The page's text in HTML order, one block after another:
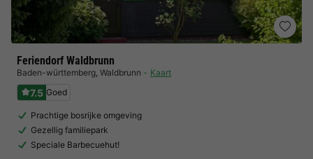
Feriendorf Waldbrunn
Baden-württemberg, Waldbrunn Kaart
7.5 Goed
Prachtige bosrijke omgeving
Gezellig familiepark
Speciale Barbecuehut!